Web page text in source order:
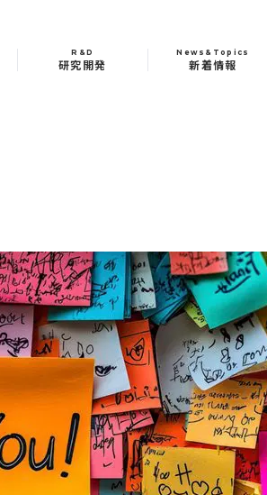
R&D
研究開発
News&Topics
新着情報